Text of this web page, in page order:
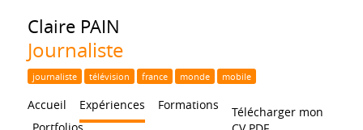
Claire PAIN
Journaliste
journaliste télévision france monde mobile
Accueil Expériences
Formations
Portfolios
Télécharger mon